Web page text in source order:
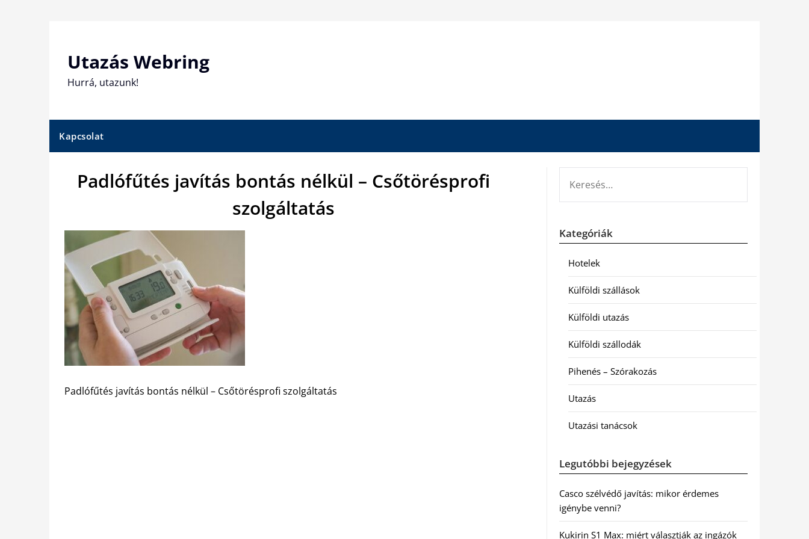
Utazás Webring
Hurrá, utazunk!
Kapcsolat
Padlófűtés javítás bontás nélkül – Csőtörésprofi
szolgáltatás
Padlófűtés javítás bontás nélkül – Csőtörésprofi szolgáltatás
Kategóriák
Hotelek
Külföldi szállások
Külföldi utazás
Külföldi szállodák
Pihenés – Szórakozás
Utazás
Utazási tanácsok
Legutóbbi bejegyzések
Casco szélvédő javítás: mikor érdemes
igénybe venni?
Kukirin S1 Max: miért választják az ingázók